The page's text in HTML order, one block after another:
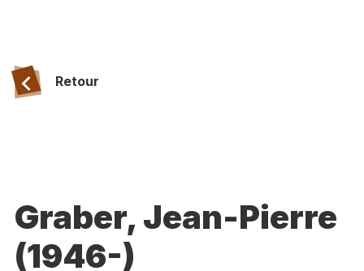
Retour
Graber, Jean-Pierre
(1946-)